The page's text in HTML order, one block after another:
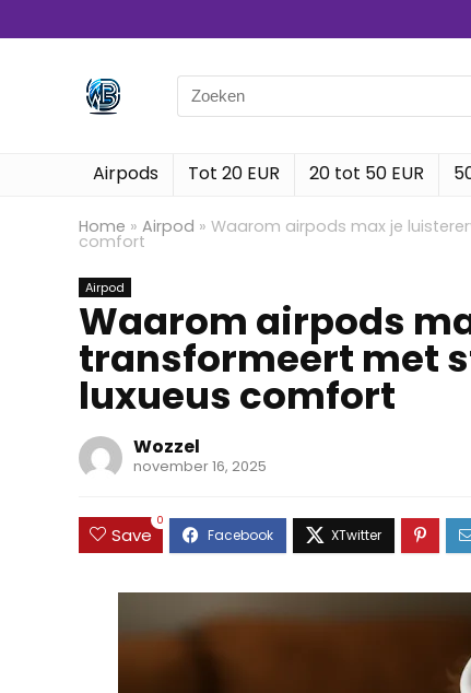
Search
for:
Airpods Tot 20 EUR 20 tot 50 EUR
Home » Airpod » Waarom airpods max je
comfort
Airpod
Waarom airpods
transformeert met
luxueus comfort
Wozzel
november 16, 2025
Save
0